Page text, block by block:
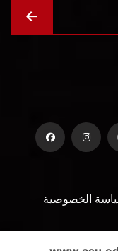
الخصوصية
الأسئلة الشائعة